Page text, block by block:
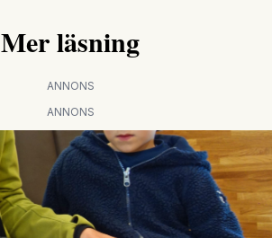
Mer läsning
ANNONS
ANNONS